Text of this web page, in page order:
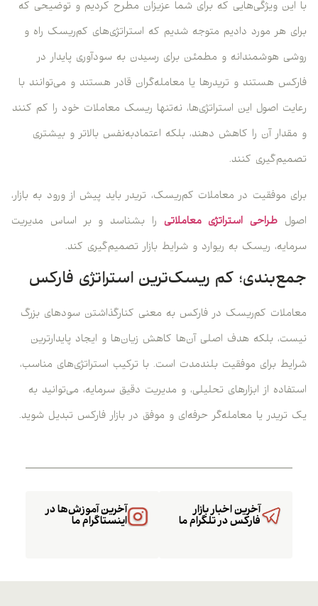
با این ویژگی‌هایی که برای شما عزیزان مطرح کردیم و توضیحی که
برای هر مورد دادیم متوجه شدیم که استراتژی‌های کم‌ریسک راه و
روشی هوشمندانه و مطمئن برای رسیدن به سودآوری پایدار در
فارکس هستند و تریدرها یا معامله‌گران قادر هستند و می‌توانند با
رعایت اصول این استراتژی‌ها، نه‌تنها ریسک معاملات خود را کم کنند
و مقدار آن را کاهش دهند، بلکه اعتمادبه‌نفس بالاتر و بیشتری
تصمیم‌گیری کنند.
برای موفقیت در معاملات کم‌ریسک، تریدر باید پیش از ورود به بازار،
اصول طراحی استراتژی معاملاتی را بشناسد و بر اساس مدیریت
سرمایه، ریسک به ریوارد و شرایط بازار تصمیم‌گیری کند.
جمع‌بندی؛ کم ریسک‌ترین استراتژی فارکس
معاملات کم‌ریسک در فارکس به معنی کنارگذاشتن سودهای بزرگ
نیست، بلکه هدف اصلی آن‌ها کاهش زیان‌ها و ایجاد پایدارترین
شرایط برای موفقیت بلندمدت است. با ترکیب استراتژی‌های مناسب،
استفاده از ابزارهای تحلیلی، و مدیریت دقیق سرمایه، می‌توانید به
یک تریدر یا معامله‌گر حرفه‌ای و موفق در بازار فارکس تبدیل شوید.
آخرین آموزش‌ها در
اینستاگرام ما
آخرین اخبار بازار
فارکس در تلگرام ما